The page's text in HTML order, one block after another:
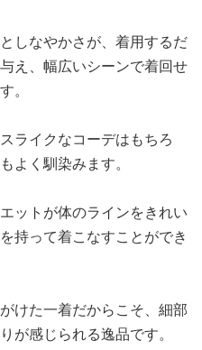
しなやかさが、着用するだ
え、幅広いシーンで着回せ
。
ライクなコーデはもちろ
よく馴染みます。
ットが体のラインをきれい
持って着こなすことができ
けた一着だからこそ、細部
が感じられる逸品です。